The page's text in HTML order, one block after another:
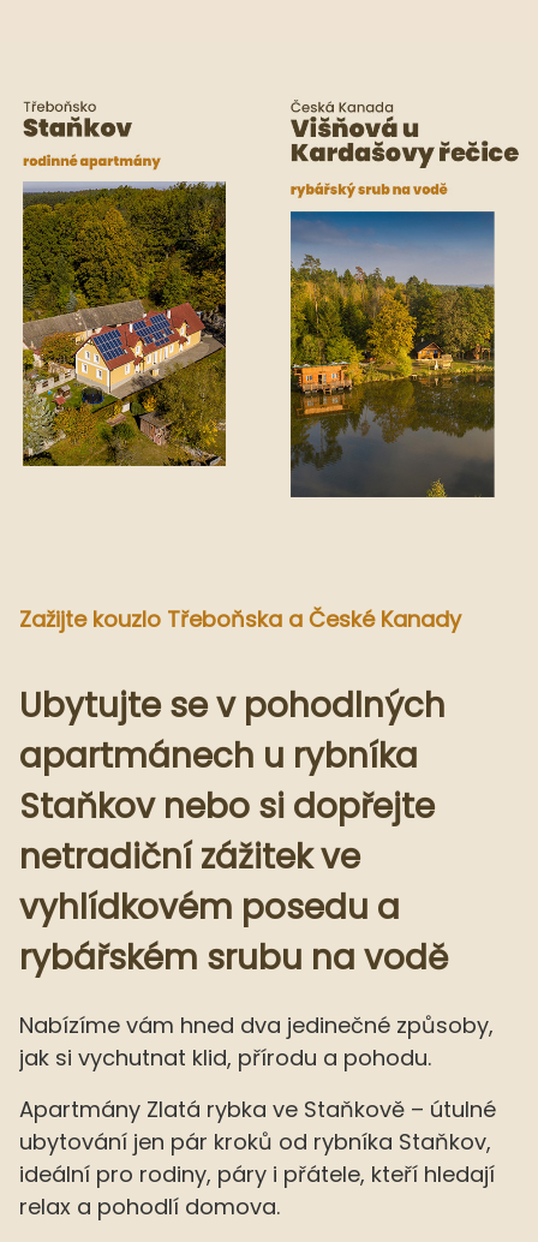
Zažijte kouzlo Třeboňska a České Kanady
Ubytujte se v pohodlných
apartmánech u rybníka
Staňkov nebo si dopřejte
netradiční zážitek ve
vyhlídkovém posedu a
rybářském srubu na vodě
Nabízíme vám hned dva jedinečné způsoby,
jak si vychutnat klid, přírodu a pohodu.
Apartmány Zlatá rybka ve Staňkově – útulné
ubytování jen pár kroků od rybníka Staňkov,
ideální pro rodiny, páry i přátele, kteří hledají
relax a pohodlí domova.